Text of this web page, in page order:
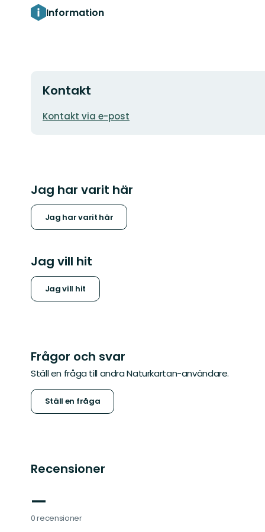
Information
Kontakt
E-
Kontakt via e-post
Jag har varit här
Jag har varit här
Jag vill hit
Jag vill hit
Frågor och svar
Ställ en fråga till andra Naturkartan-användare.
Ställ en fråga
Recensioner
—
0 recensioner